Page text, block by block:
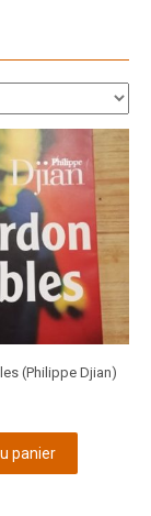
(Philippe Djian)
panier